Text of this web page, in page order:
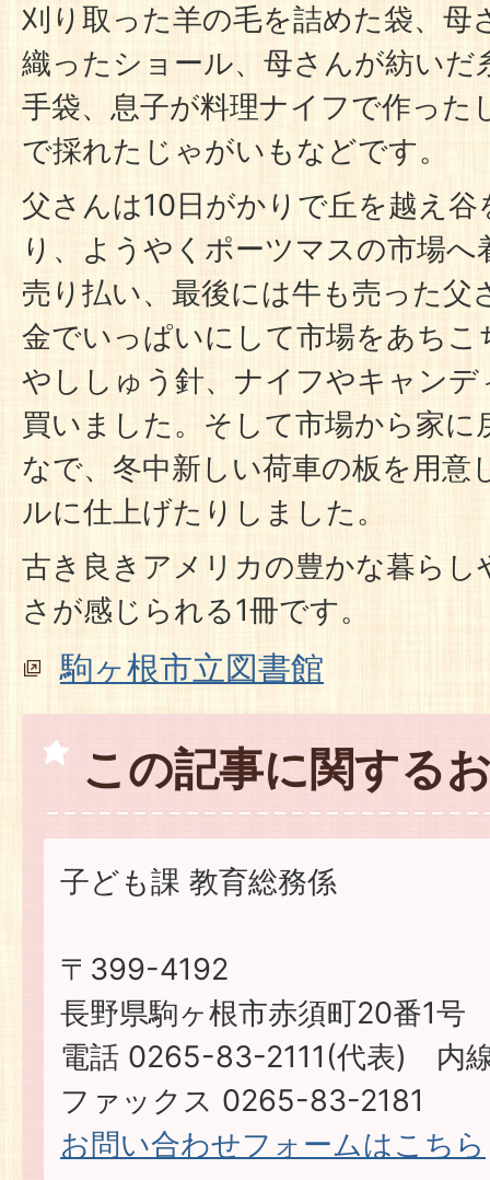
刈り取った羊の毛を詰めた袋、母
織ったショール、母さんが紡いだ
手袋、息子が料理ナイフで作った
で採れたじゃがいもなどです。
父さんは10日がかりで丘を越え
り、ようやくポーツマスの市場
売り払い、最後には牛も売った父
金でいっぱいにして市場をあち
やししゅう針、ナイフやキャン
買いました。そして市場から家に
なで、冬中新しい荷車の板を用意
ルに仕上げたりしました。
古き良きアメリカの豊かな暮ら
さが感じられる1冊です。
駒ヶ根市立図書館
この記事に関する
子ども課 教育総務係
〒399-4192
長野県駒ヶ根市赤須町20番1号
電話 0265-83-2111(代表) 内
ファックス 0265-83-2181
お問い合わせフォームはこちら